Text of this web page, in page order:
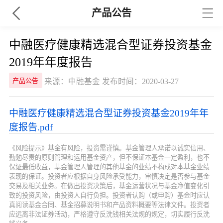
产品公告
中融医疗健康精选混合型证券投资基金
2019年年度报告
产品公告 来源：中融基金 发布时间：2020-03-27
中融医疗健康精选混合型证券投资基金2019年年
度报告.pdf
《风险提示》基金有风险，投资需谨慎。基金管理人承诺以诚实信用、
勤勉尽责的原则管理和运用基金资产，但不保证本基金一定盈利，也不
保证最低收益，基金管理人管理的其他基金的业绩不构成对本基金业绩
表现的保证。投资者应根据自身风险承受能力，审慎决定是否参与基金
交易及相关业务。在做出投资决策后，基金运营状况与基金净值变化引
致的投资风险，由投资人自行负担。投资者认购（或申购）基金时应认
真阅读基金合同、基金招募说明书和产品资料概要等法律文件。投资者
应远离非法证券活动，严格遵守反洗钱相关法规的规定，切实履行反洗